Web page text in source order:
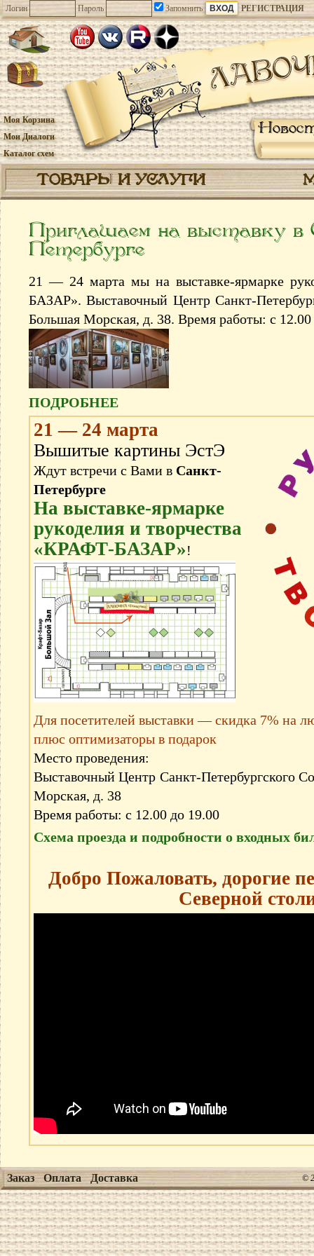
Логин Пароль Запомнить РЕГИСТРАЦИЯ
Моя Корзина
Мои Диалоги
Каталог схем
ТОВАРЫ И УСЛУГИ
Приглашаем на выставку
Петербурге
21 — 24 марта мы на выставке-ярмарке
БАЗАР». Выставочный Центр Санкт-
Большая Морская, д. 38. Время работы: с 12.00
ПОДРОБНЕЕ
21 — 24 марта
Вышитые картины ЭстЭ
Ждут встречи с Вами в Санкт-
Петербурге
На выставке-ярмарке
рукоделия и творчества
«КРАФТ-БАЗАР»!
Для посетителей выставки —скидка 7% на
плюс оптимизаторы в подарок
Место проведения:
Выставочный Центр Санкт-Петербургского
Морская, д. 38
Время работы: с 12.00 до 19.00
Схема проезда и подробности о входных
Добро Пожаловать, дорогие
Cеверной
Заказ Оплата Доставка ©